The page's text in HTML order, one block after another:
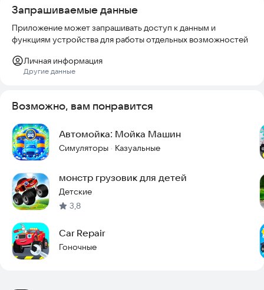
мыть автобусы.
Запрашиваемые данные
Приложение может запрашивать доступ к данным и
функциям устройства для работы отдельных возможностей
Личная информация
Другие данные
Возможно, вам понравится
Автомойка: Мойка Машин
Симуляторы · Казуальные
монстр грузовик для детей
Детские
3,8
Car Repair
Гоночные